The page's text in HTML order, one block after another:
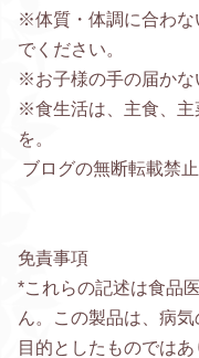
※体質・体調に合わな
でください。
※お子様の手の届かな
※食生活は、主食、主
を。
ブログの無断転載禁止
免責事項
*これらの記述は食品
ん。この製品は、病
目的としたものではあ